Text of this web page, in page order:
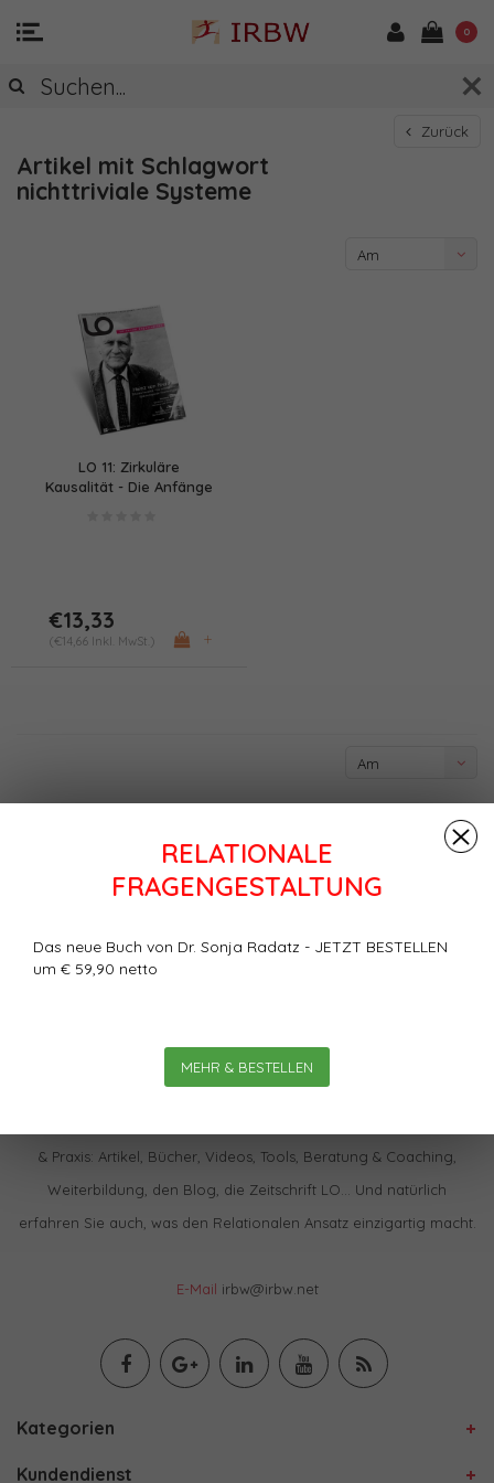
RELATIONALE
FRAGENGESTALTUNG
Das neue Buch von Dr. Sonja Radatz - JETZT BESTELLEN
um € 59,90 netto
MEHR & BESTELLEN
0
Zurück
Artikel mit Schlagwort
nichttriviale Systeme
Am
LO 11: Zirkuläre
Kausalität - Die Anfänge
€13,33
(€14,66 Inkl. MwSt.) +
Am
& Praxis: Artikel, Bücher, Videos, Tools, Beratung & Coaching,
Weiterbildung, den Blog, die Zeitschrift LO… Und natürlich
erfahren Sie auch, was den Relationalen Ansatz einzigartig macht.
E-Mail irbw@irbw.net
Kategorien
Kundendienst